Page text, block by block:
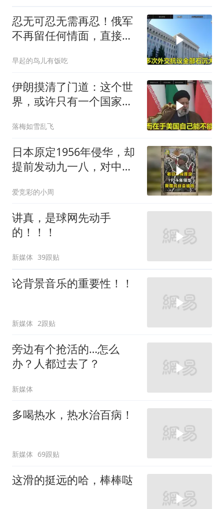
忍无可忍无需再忍！俄军
不再留任何情面，直接炸
早起的鸟儿有饭吃
伊朗摸清了门道：这个世
界，或许只有一个国家，
落梅如雪乱飞
日本原定1956年侵华，却
提前发动九一八，对中国
爱竞彩的小周
讲真，是球网先动手
的！！！
新媒体 39跟贴
论背景音乐的重要性！！
新媒体 2跟贴
旁边有个抢活的…怎么
办？人都过去了？
新媒体
多喝热水，热水治百病！
新媒体 69跟贴
这滑的挺远的哈，棒棒哒